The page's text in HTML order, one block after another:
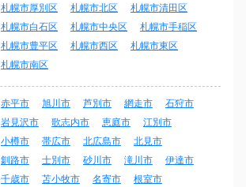
札幌市厚別区 札幌市北区
札幌市清田区
札幌市白石区
札幌市中央区
札幌市手稲区
札幌市豊平区
札幌市西区
札幌市東区
札幌市南区
赤平市 旭川市 芦別市 網走市
石狩市
岩見沢市
歌志内市 恵庭市
江別市
小樽市
帯広市 北広島市
北見市
釧路市
士別市 砂川市 滝川市
伊達市
千歳市
苫小牧市 名寄市
根室市